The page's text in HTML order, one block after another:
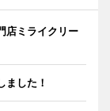
店ミライクリー
ました！